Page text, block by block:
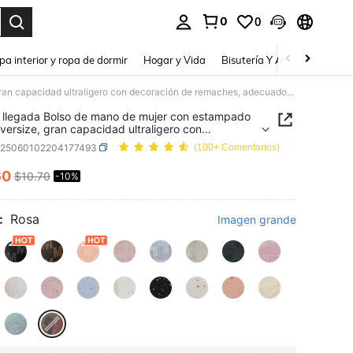
0 0
interior y ropa de dormir Hogar y Vida Bisutería Y Accesorios
Nueva llegada Bolso de mano de mujer con estampado floral oversize, gran capacidad ultraligero con decoración de remaches, adecuado para ir al trabajo, compras, oficina, universidad
Bolso de mano de mujer con estampado
gran capacidad ultraligero con
de remaches, adecuado para ir al trabajo,
oficina, universidad
(100+ Comentarios)
AND AVAILABILITY
$10.70 -10%
Rosa Imagen grande